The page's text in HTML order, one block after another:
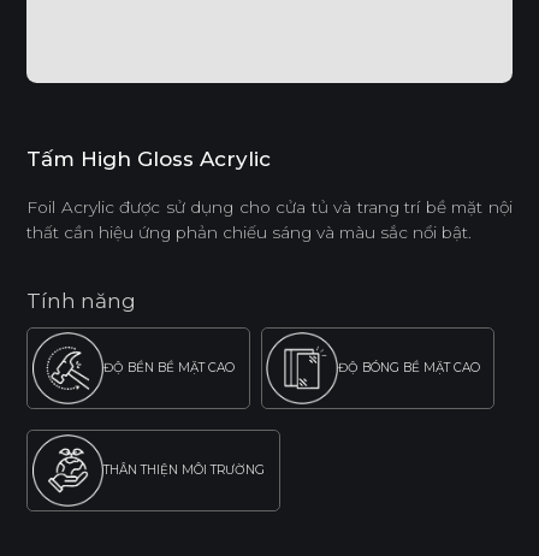
Tấm High Gloss Acrylic
Foil Acrylic được sử dụng cho cửa tủ và trang trí bề mặt nội
thất cần hiệu ứng phản chiếu sáng và màu sắc nổi bật.
Tính năng
ĐỘ BỀN BỀ MẶT CAO ĐỘ BÓNG BỀ MẶT CAO
THÂN THIỆN MÔI TRƯỜNG